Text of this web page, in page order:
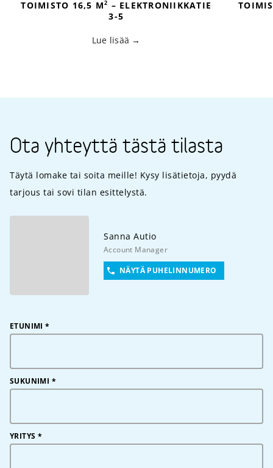
TOIMISTO 16,5 M2 – ELEKTRONIIKKATIE
3-5
Lue lisää
Ota yhteyttä tästä tilasta
Täytä lomake tai soita meille! Kysy lisätietoja, pyydä
tarjous tai sovi tilan esittelystä.
Sanna Autio
Account Manager
NÄYTÄ PUHELINNUMERO
ETUNIMI *
SUKUNIMI *
YRITYS *